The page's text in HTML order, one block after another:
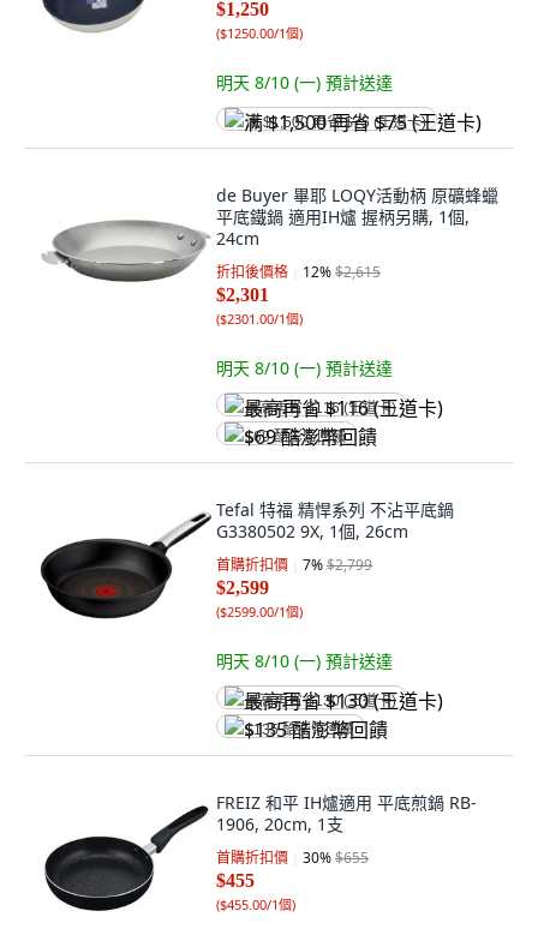
$1,250
($1250.00/1個)
明天 8/10 (一) 預計送達
满 $1,500 再省 $75 (王道卡)
de Buyer 畢耶 LOQY活動柄 原礦蜂蠟
平底鐵鍋 適用IH爐 握柄另購, 1個,
24cm
折扣後價格 12%$2,615
$2,301
($2301.00/1個)
明天 8/10 (一) 預計送達
最高再省 $116 (王道卡)
$69 酷澎幣回饋
Tefal 特福 精悍系列 不沾平底鍋
G3380502 9X, 1個, 26cm
首購折扣價 7%$2,799
$2,599
($2599.00/1個)
明天 8/10 (一) 預計送達
最高再省 $130 (王道卡)
$135 酷澎幣回饋
FREIZ 和平 IH爐適用 平底煎鍋 RB-
1906, 20cm, 1支
首購折扣價 30%$655
$455
($455.00/1個)